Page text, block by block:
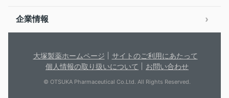
企業情報
大塚製薬ホームページ
サイトのご利用にあたって
個人情報の取り扱いについて
お問い合わせ
© OTSUKA Pharmaceutical Co.Ltd. All Rights Reserved.